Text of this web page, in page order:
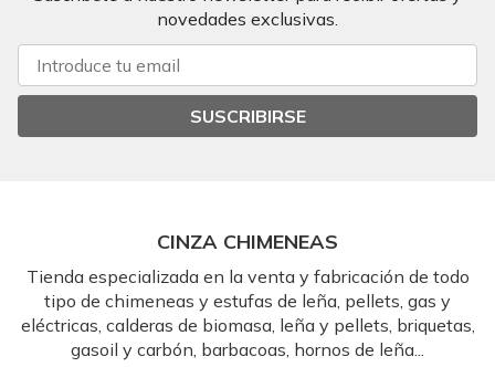
novedades exclusivas.
SUSCRIBIRSE
CINZA CHIMENEAS
Tienda especializada en la venta y fabricación de todo
tipo de chimeneas y estufas de leña, pellets, gas y
eléctricas, calderas de biomasa, leña y pellets, briquetas,
gasoil y carbón, barbacoas, hornos de leña...